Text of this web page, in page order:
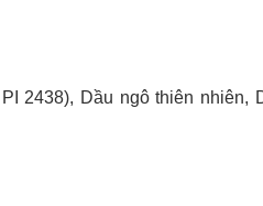
2438), Dầu ngô thiên nhiên,